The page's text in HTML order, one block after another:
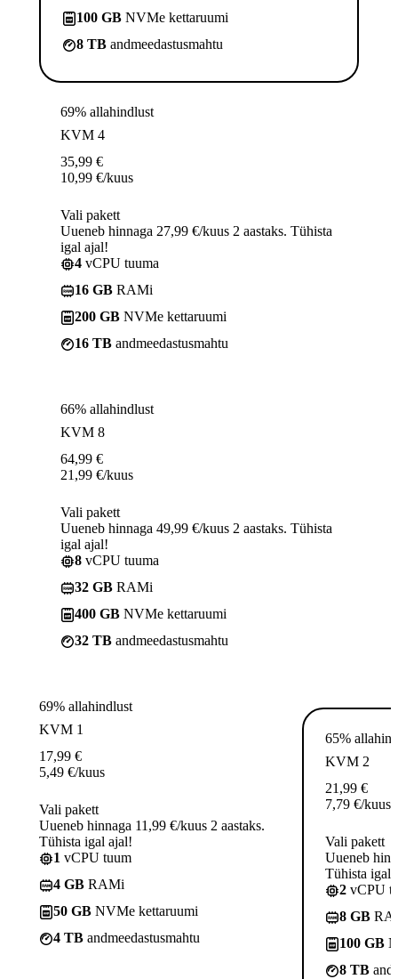
100 GB NVMe kettaruumi
8 TB andmeedastusmahtu
69% allahindlust
KVM 4
35,99 €
10,99 €/kuus
Vali pakett
Uueneb hinnaga 27,99 €/kuus 2 aastaks. Tühista
igal ajal!
4 vCPU tuuma
16 GB RAMi
200 GB NVMe kettaruumi
16 TB andmeedastusmahtu
66% allahindlust
KVM 8
64,99 €
21,99 €/kuus
Vali pakett
Uueneb hinnaga 49,99 €/kuus 2 aastaks. Tühista
igal ajal!
8 vCPU tuuma
32 GB RAMi
400 GB NVMe kettaruumi
32 TB andmeedastusmahtu
69% allahindlust
KVM 1
17,99 €
5,49 €/kuus
Vali pakett
Uueneb hinnaga 11,99 €/kuus 2 aastaks.
Tühista igal ajal!
1 vCPU tuum
4 GB RAMi
50 GB NVMe kettaruumi
4 TB andmeedastusmahtu
65%
KVM 2
21,99 €
7,79 €/kuus
Vali pakett
Uueneb
Tühista igal
2 vCPU
8 GB
100 GB
8 TB